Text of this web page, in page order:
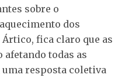
sobre o
dos
Ártico, fica claro que as
todas as
resposta coletiva